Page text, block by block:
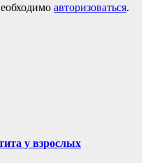
авторизоваться.
у взрослых